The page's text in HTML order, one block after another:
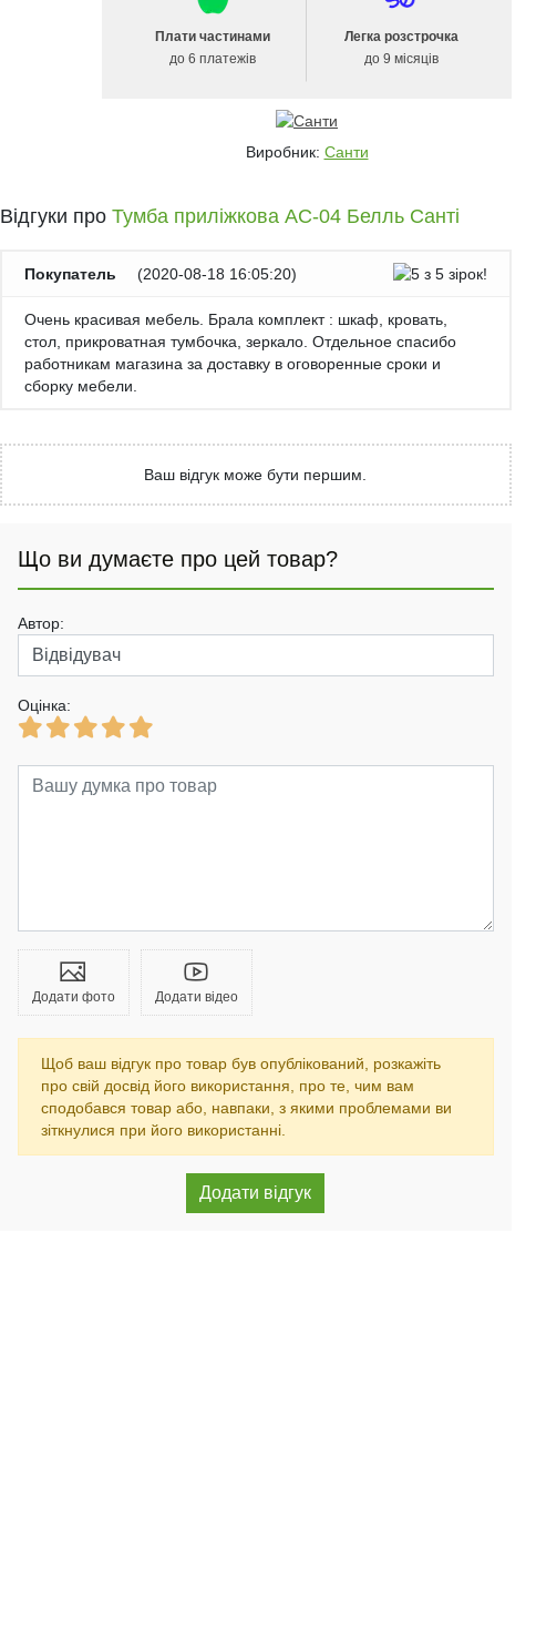
Плати частинами
до 6 платежів
Легка розстрочка
до 9 місяців
Виробник: Санти
Відгуки про Тумба приліжкова АС-04 Белль Санті
Покупатель (2020-08-18 16:05:20)
Очень красивая мебель. Брала комплект : шкаф, кровать,
стол, прикроватная тумбочка, зеркало. Отдельное спасибо
работникам магазина за доставку в оговоренные сроки и
сборку мебели.
Ваш відгук може бути першим.
Що ви думаєте про цей товар?
Автор:
Оцінка:
Додати фото Додати відео
Щоб ваш відгук про товар був опублікований, розкажіть
про свій досвід його використання, про те, чим вам
сподобався товар або, навпаки, з якими проблемами ви
зіткнулися при його використанні.